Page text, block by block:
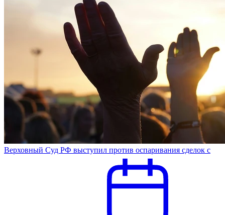
Верховный Суд РФ выступил против оспаривания сделок с